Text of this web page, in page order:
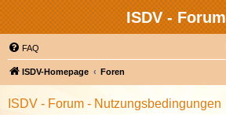
ISDV - Forum
FAQ
ISDV-Homepage Foren
ISDV - Forum - Nutzungsbedingungen